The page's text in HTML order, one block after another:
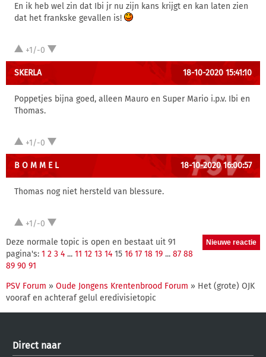
En ik heb wel zin dat Ibi jr nu zijn kans krijgt en kan laten zien
dat het frankske gevallen is!
+1/-0
SKERLA 18-10-2020 15:41:10
Poppetjes bijna goed, alleen Mauro en Super Mario i.p.v. Ibi en
Thomas.
+1/-0
B O M M E L 18-10-2020 16:00:57
Thomas nog niet hersteld van blessure.
+1/-0
Deze normale topic is open en bestaat uit 91
pagina's: 1 2 3 4 ... 11 12 13 14 15 16 17 18 19 ... 87 88
89 90 91
PSV Forum » Oude Jongens Krentenbrood Forum » Het (grote) OJK
vooraf en achteraf gelul eredivisietopic
Direct naar